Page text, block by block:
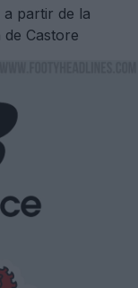
a partir de la
Castore